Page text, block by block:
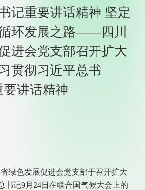
记重要讲话精神 坚定
环发展之路​——四川
进会党支部召开扩大
贯彻习近平总书
要讲话精神
绿色发展促进会党支部于召开扩大
书记9月24日在联合国气候大会上的